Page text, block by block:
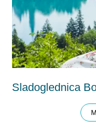
Sladoglednica